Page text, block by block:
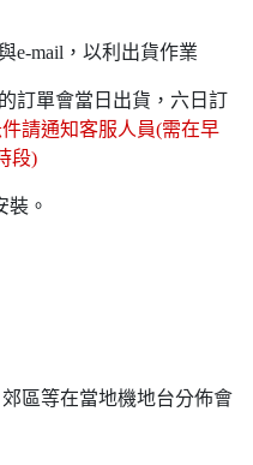
e-mail，以利出貨作業
訂單會當日出貨，六日訂
請通知客服人員(需在早
段)
裝。
區等在當地機地台分佈會